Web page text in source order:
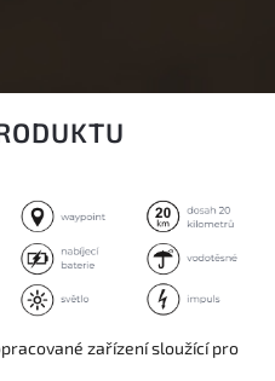
zařízení sloužící pro